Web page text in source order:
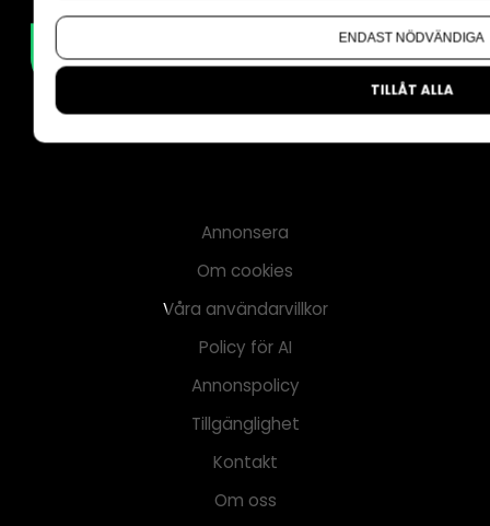
Annonsera
Om cookies
Våra användarvillkor
Policy för AI
Annonspolicy
Tillgänglighet
Kontakt
Om oss
Om du vill ändra ditt val i efterhand hittar du den
ENDAST NÖDVÄNDIGA
TILLÅT ALLA